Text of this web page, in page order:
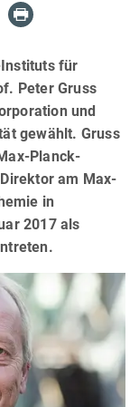
Instituts für
Peter Gruss
und
gewählt. Gruss
Planck-
am Max-
in
2017 als